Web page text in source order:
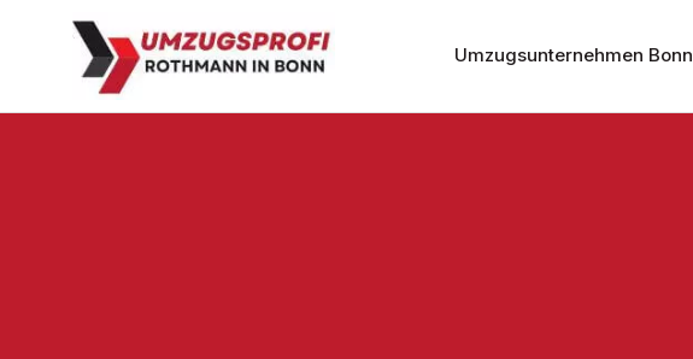
Umzugsunternehmen Bonn